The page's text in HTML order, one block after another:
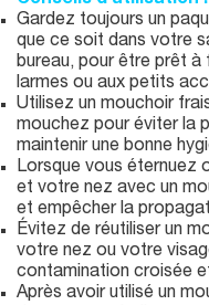
Gardez toujours un
que ce soit dans votre
bureau, pour être prêt à
larmes ou aux petits
Utilisez un mouchoir
mouchez pour éviter la
maintenir une bonne
Lorsque vous éternuez
et votre nez avec un
et empêcher la
Évitez de réutiliser un
votre nez ou votre
contamination croisée
Après avoir utilisé un